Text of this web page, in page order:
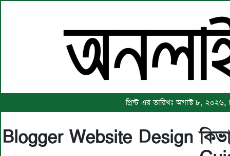
প্রিন্ট এর তারিখঃ অগাস্ট ৮,
Blogger Website Design